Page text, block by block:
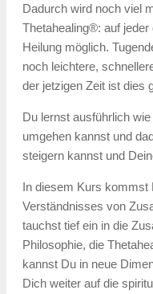
Dadurch wird noch viel
Thetahealing®: auf
Heilung möglich.
noch leichtere,
der jetzigen Zeit ist dies
Du lernst ausführlich
umgehen kannst und
steigern kannst und
In diesem Kurs kommst
Verständnisses von
tauchst tief ein in die
Philosophie, die
kannst Du in neue
Dich weiter auf die